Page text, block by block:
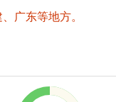
广东等地方。